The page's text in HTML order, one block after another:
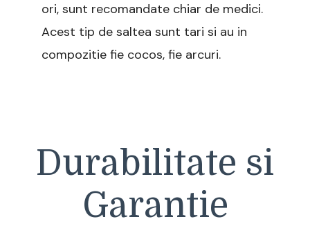
ori, sunt recomandate chiar de medici.
Acest tip de saltea sunt tari si au in
compozitie fie cocos, fie arcuri.
Durabilitate si
Garantie